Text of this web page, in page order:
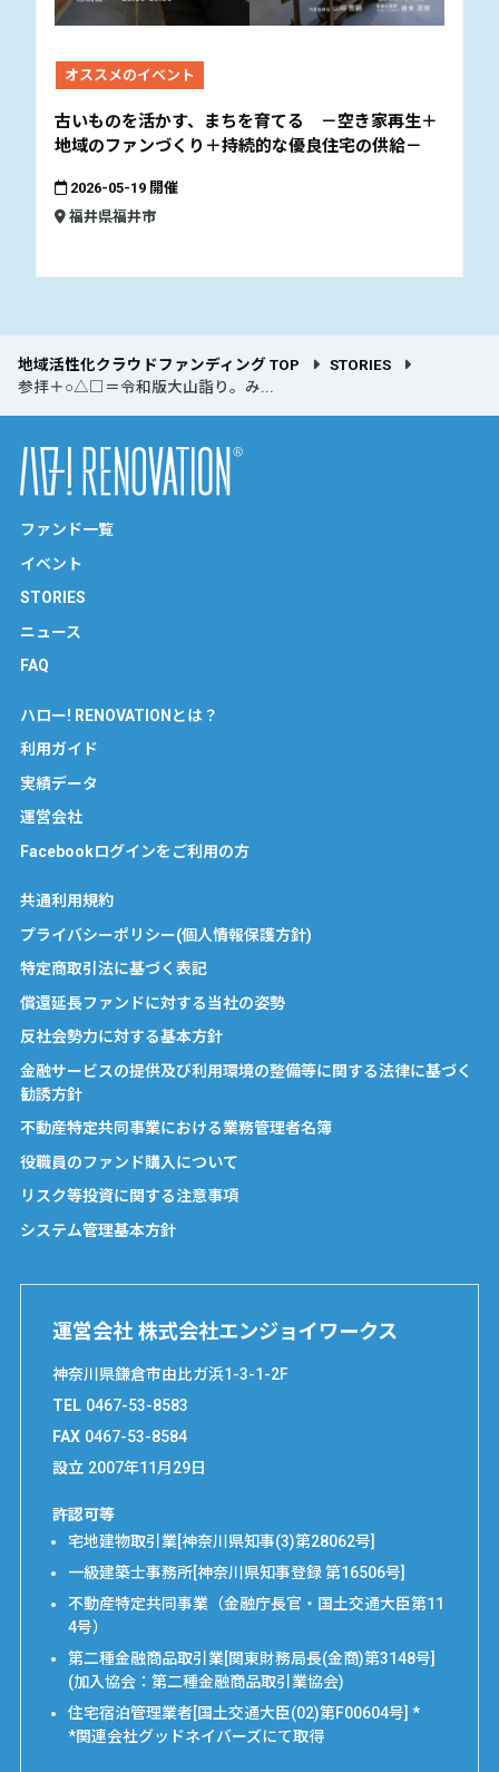
オススメのイベント
古いものを活かす、まちを育てる －空き家再生＋
地域のファンづくり＋持続的な優良住宅の供給－
2026-05-19 開催
福井県福井市
地域活性化クラウドファンディング TOP
STORIES
参拝＋○△□＝令和版大山詣り。み...
ファンド一覧
イベント
STORIES
ニュース
FAQ
ハロー! RENOVATIONとは？
利用ガイド
実績データ
運営会社
Facebookログインをご利用の方
共通利用規約
プライバシーポリシー(個人情報保護方針)
特定商取引法に基づく表記
償還延長ファンドに対する当社の姿勢
反社会勢力に対する基本方針
金融サービスの提供及び利用環境の整備等に関する法律に基づく
勧誘方針
不動産特定共同事業における業務管理者名簿
役職員のファンド購入について
リスク等投資に関する注意事項
システム管理基本方針
運営会社 株式会社エンジョイワークス
神奈川県鎌倉市由比ガ浜1-3-1-2F
TEL 0467-53-8583
FAX 0467-53-8584
設立 2007年11月29日
許認可等
宅地建物取引業[神奈川県知事(3)第28062号]
一級建築士事務所[神奈川県知事登録 第16506号]
不動産特定共同事業（金融庁長官・国土交通大臣第11
4号）
第二種金融商品取引業[関東財務局長(金商)第3148号]
(加入協会：第二種金融商品取引業協会)
住宅宿泊管理業者[国土交通大臣(02)第F00604号] *
*関連会社グッドネイバーズにて取得